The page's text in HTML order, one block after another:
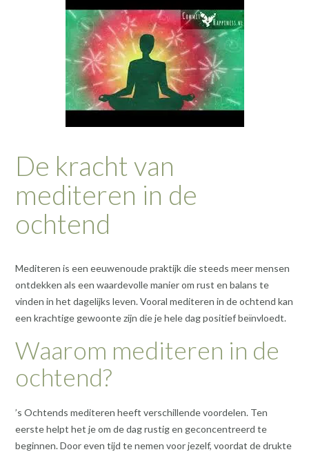
De kracht van
mediteren in de
ochtend
Mediteren is een eeuwenoude praktijk die steeds meer mensen
ontdekken als een waardevolle manier om rust en balans te
vinden in het dagelijks leven. Vooral mediteren in de ochtend kan
een krachtige gewoonte zijn die je hele dag positief beïnvloedt.
Waarom mediteren in de
ochtend?
’s Ochtends mediteren heeft verschillende voordelen. Ten
eerste helpt het je om de dag rustig en geconcentreerd te
beginnen. Door even tijd te nemen voor jezelf, voordat de drukte